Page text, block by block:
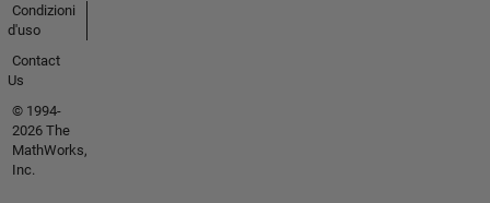
Condizioni
d'uso
Contact
Us
© 1994-
2026 The
MathWorks,
Inc.